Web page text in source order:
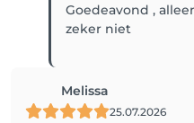
Goedeavond ,
zeker niet
Melissa
25.07.2026